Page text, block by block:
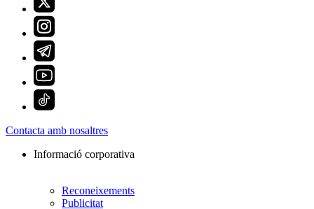
Contacta amb nosaltres
Informació corporativa
Reconeixements
Publicitat